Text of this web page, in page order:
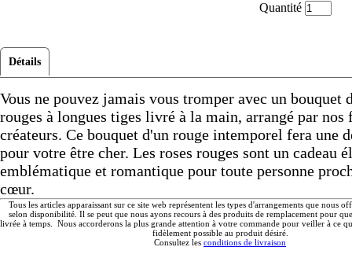
Quantité
Détails
Vous ne pouvez jamais vous tromper avec un bouquet
rouges à longues tiges livré à la main, arrangé par nos
créateurs. Ce bouquet d'un rouge intemporel fera une
pour votre être cher. Les roses rouges sont un cadeau
emblématique et romantique pour toute personne
cœur.
Tous les articles apparaissant sur ce site web représentent les types d'arrangements que nous
selon disponibilité. Il se peut que nous ayons recours à des produits de remplacement pour
livrée à temps. Nous accorderons la plus grande attention à votre commande pour veiller à ce
fidèlement possible au produit désiré.
Consultez les conditions de livraison